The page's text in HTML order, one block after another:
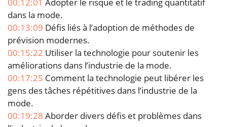
dans la mode.
00:13:09 Défis liés à l’adoption de méthodes de
prévision modernes.
00:15:22 Utiliser la technologie pour soutenir les
améliorations dans l’industrie de la mode.
00:17:25 Comment la technologie peut libérer les
gens des tâches répétitives dans l’industrie de la
mode.
00:19:28 Aborder divers défis et problèmes dans